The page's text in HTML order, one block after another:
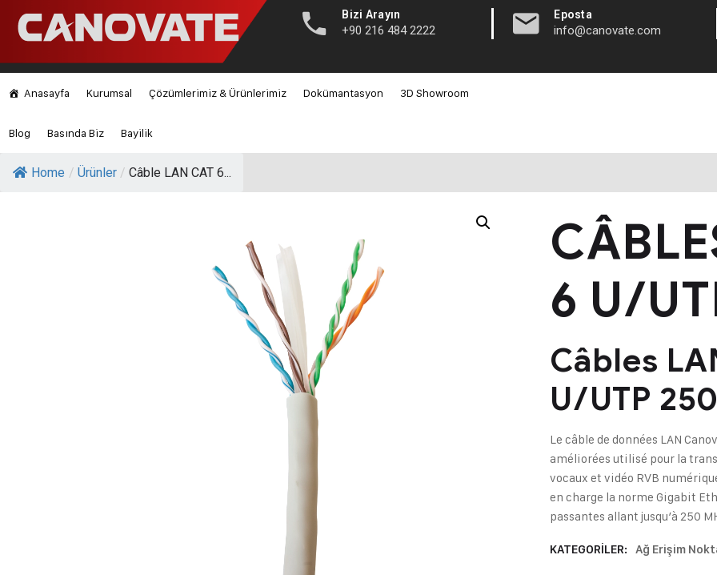
Bizi Arayın
+90 216 484 2222 | Eposta
info@canovate.com
Anasayfa Kurumsal Çözümlerimiz & Ürünlerimiz Dokümantasyon 3D Showroom
Blog Basında Biz Bayilik
Home / Ürünler / Câble LAN CAT 6...
6 U/
Câbles
U/UTP
Le câble de données LAN
améliorées utilisé pour la
vocaux et vidéo RVB
en charge la norme Gigabit
passantes allant jusqu’à 250
KATEGORILER: Ağ Erişim